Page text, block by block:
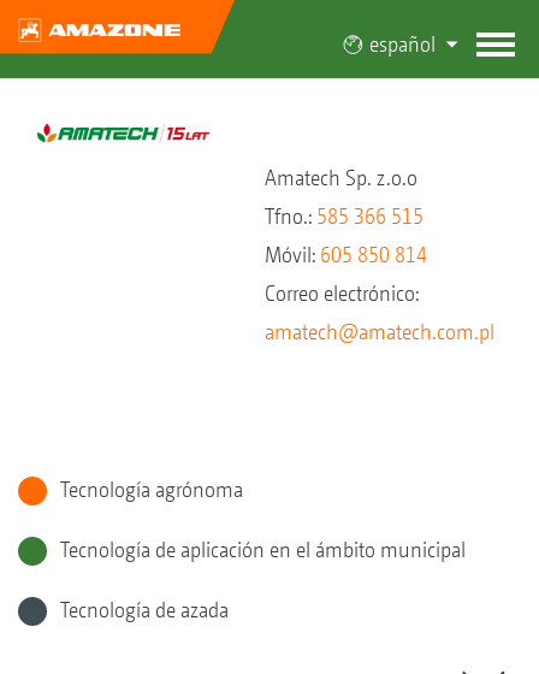
español
Amatech Sp. z.o.o
Tfno.: 585 366 515
Móvil: 605 850 814
Correo electrónico:
amatech@amatech.com.pl
Tecnología agrónoma
Tecnología de aplicación en el ámbito municipal
Tecnología de azada